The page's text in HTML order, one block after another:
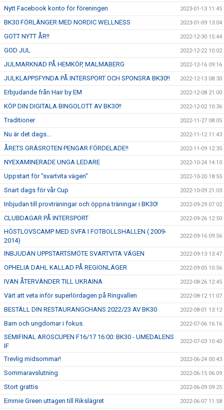
Nytt Facebook konto för föreningen 2023-01-13 11:45
BK30 FÖRLÄNGER MED NORDIC WELLNESS 2023-01-09 13:04
GOTT NYTT ÅR!! 2022-12-30 15:44
GOD JUL 2022-12-22 10:02
JULMARKNAD PÅ HEMKÖP, MALMABERG 2022-12-16 09:16
JULKLAPPSFYNDA PÅ INTERSPORT OCH SPONSRA BK30!! 2022-12-13 08:30
Erbjudande från Hair by EM 2022-12-08 21:00
KÖP DIN DIGITALA BINGOLOTT AV BK30!! 2022-12-02 10:36
Traditioner 2022-11-27 08:05
Nu är det dags... 2022-11-12 11:43
ÅRETS GRÄSROTEN PENGAR FÖRDELADE!! 2022-11-09 12:35
NYEXAMINERADE UNGA LEDARE 2022-10-24 14:10
Uppstart för "svartvita vägen" 2022-10-20 18:55
Snart dags för vår Cup 2022-10-09 21:03
Inbjudan till provträningar och öppna träningar i BK30! 2022-09-29 07:02
CLUBDAGAR PÅ INTERSPORT 2022-09-26 12:50
HÖSTLOVSCAMP MED SVFA I FOTBOLLSHALLEN ( 2009-
2014)
2022-09-16 09:56
INBJUDAN UPPSTARTSMÖTE SVARTVITA VÄGEN 2022-09-13 13:47
OPHELIA DAHL KALLAD PÅ REGIONLÄGER 2022-09-05 10:56
IVAN ÅTERVÄNDER TILL UKRAINA 2022-08-26 12:45
Värt att veta inför superlördagen på Ringvallen 2022-08-12 11:07
BESTÄLL DIN RESTAURANGCHANS 2022/23 AV BK30 2022-08-01 13:12
Barn och ungdomar i fokus. 2022-07-06 16:16
SEMIFINAL AROSCUPEN F16/17 16:00: BK30 - UMEDALENS
IF
2022-07-03 10:40
Trevlig midsommar! 2022-06-24 00:43
Sommaravslutning 2022-06-15 06:09
Stort grattis 2022-06-09 09:25
Emmie Green uttagen till Rikslägret 2022-06-07 11:58